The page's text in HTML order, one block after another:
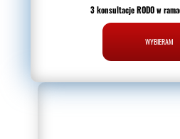
3 konsultacje RODO w
WYBIERAM